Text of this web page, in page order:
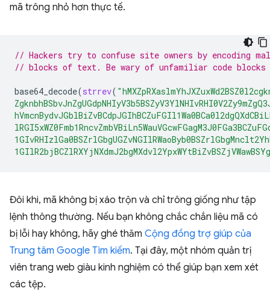
mã trông nhỏ hơn thực tế.
// Hackers try to confuse site owners by encoding
// blocks of text. Be wary of unfamiliar code
base64_decode(strrev(
Đôi khi, mã không bị xáo trộn và chỉ trông giống như tập
lệnh thông thường. Nếu bạn không chắc chắn liệu mã có
bị lỗi hay không, hãy ghé thăm Cộng đồng trợ giúp của
Trung tâm Google Tìm kiếm. Tại đây, một nhóm quản trị
viên trang web giàu kinh nghiệm có thể giúp bạn xem xét
các tệp.